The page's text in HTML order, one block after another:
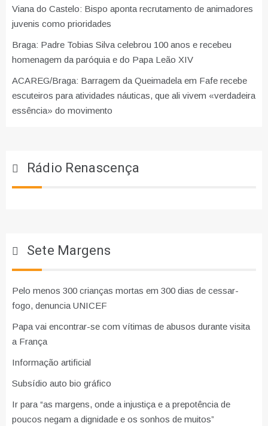
Viana do Castelo: Bispo aponta recrutamento de animadores
juvenis como prioridades
Braga: Padre Tobias Silva celebrou 100 anos e recebeu
homenagem da paróquia e do Papa Leão XIV
ACAREG/Braga: Barragem da Queimadela em Fafe recebe
escuteiros para atividades náuticas, que ali vivem «verdadeira
essência» do movimento
Rádio Renascença
Sete Margens
Pelo menos 300 crianças mortas em 300 dias de cessar-
fogo, denuncia UNICEF
Papa vai encontrar-se com vítimas de abusos durante visita
a França
Informação artificial
Subsídio auto bio gráfico
Ir para “as margens, onde a injustiça e a prepotência de
poucos negam a dignidade e os sonhos de muitos”